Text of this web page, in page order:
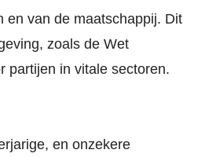
en van de maatschappij. Dit
zoals de Wet
partijen in vitale sectoren.
en onzekere